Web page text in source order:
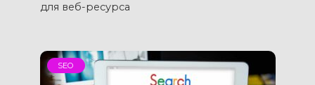
для веб-ресурса
SEO